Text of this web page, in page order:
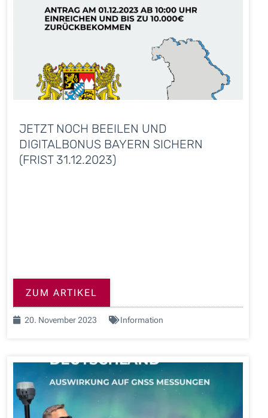
JETZT NOCH BEEILEN UND
DIGITALBONUS BAYERN SICHERN
(FRIST 31.12.2023)
ZUM ARTIKEL
20. November 2023 Information